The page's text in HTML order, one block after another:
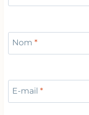
Nom *
E-mail *